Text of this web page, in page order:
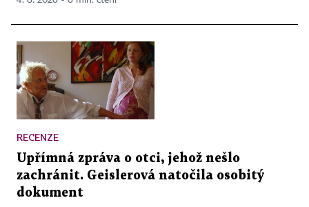
RECENZE
Upřímná zpráva o otci, jehož nešlo
zachránit. Geislerová natočila osobitý
dokument